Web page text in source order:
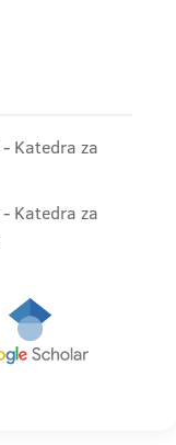
Katedra za
Katedra za